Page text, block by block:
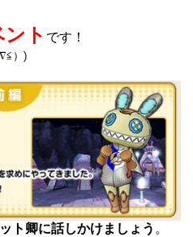
ト です！
）)
ト卿に話しかけましょう 。